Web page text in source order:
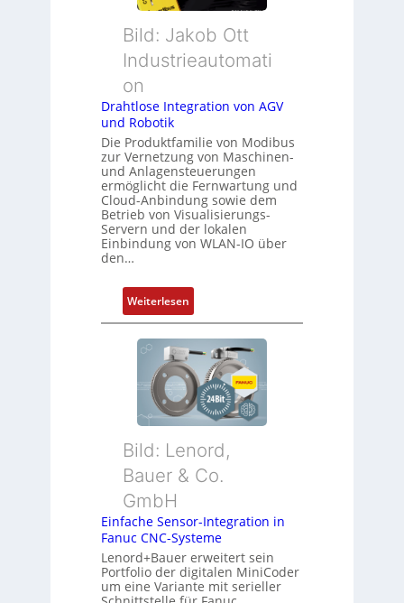
Bild: Jakob Ott
Industrieautomati
on
Drahtlose Integration von AGV
und Robotik
Die Produktfamilie von Modibus
zur Vernetzung von Maschinen-
und Anlagensteuerungen
ermöglicht die Fernwartung und
Cloud-Anbindung sowie dem
Betrieb von Visualisierungs-
Servern und der lokalen
Einbindung von WLAN-IO über
den…
Weiterlesen:
D
r
a
h
t
l
s
t
e
g
r
Bild: Lenord,
Bauer & Co.
GmbH
Einfache Sensor-Integration in
Fanuc CNC-Systeme
Lenord+Bauer erweitert sein
Portfolio der digitalen MiniCoder
um eine Variante mit serieller